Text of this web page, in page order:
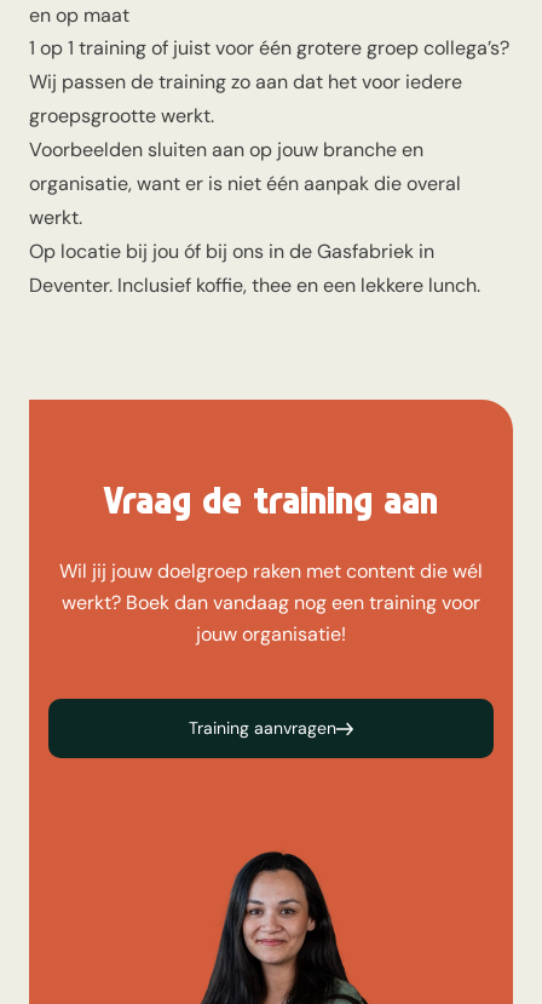
en op maat
1 op 1 training of juist voor één grotere groep collega’s?
Wij passen de training zo aan dat het voor iedere
groepsgrootte werkt.
Voorbeelden sluiten aan op jouw branche en
organisatie, want er is niet één aanpak die overal
werkt.
Op locatie bij jou óf bij ons in de Gasfabriek in
Deventer. Inclusief koffie, thee en een lekkere lunch.
Vraag de training aan
Wil jij jouw doelgroep raken met content die wél
werkt? Boek dan vandaag nog een training voor
jouw organisatie!
Training aanvragen